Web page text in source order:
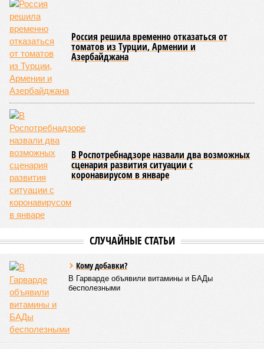
Россия решила временно отказаться от
томатов из Турции, Армении и
Азербайджана
В Роспотребнадзоре назвали два возможных
сценария развития ситуации с
коронавирусом в январе
СЛУЧАЙНЫЕ СТАТЬИ
Кому добавки?
В Гарварде объявили витамины и БАДы
бесполезными